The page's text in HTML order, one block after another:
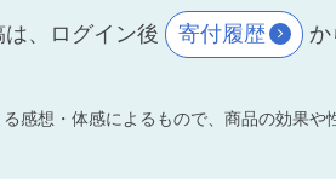
、ログイン後 寄付履歴 か
感想・体感によるもので、商品の効果や